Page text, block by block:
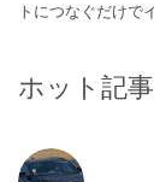
トにつなぐだけで
L11」に続く新製品
ホット記事